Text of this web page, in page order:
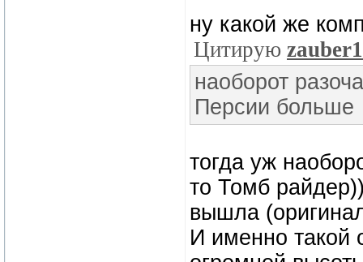
ну какой же
Цитирую zauber1
наоборот
Персии больше
тогда уж
то Томб
вышла
И именно такой